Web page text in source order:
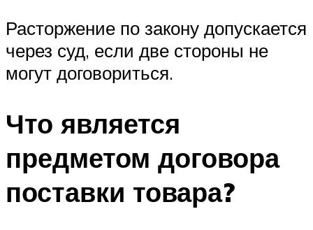
Расторжение по закону допускается
через суд, если две стороны не
могут договориться.
Что является
предметом договора
поставки товара?